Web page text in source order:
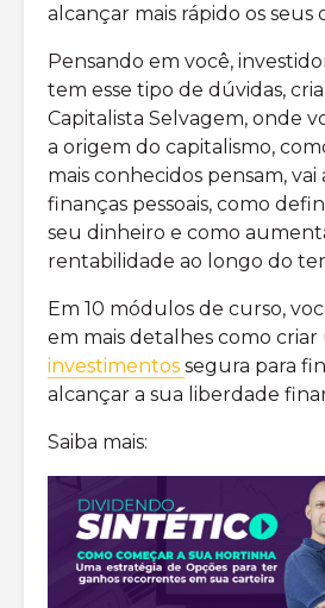
alcançar mais rápido os seus
Pensando em você,
tem esse tipo de dúvidas,
Capitalista Selvagem, onde
a origem do capitalismo,
mais conhecidos pensam,
finanças pessoais, como
seu dinheiro e como
rentabilidade ao longo do
Em 10 módulos de curso,
em mais detalhes como
investimentos segura para
alcançar a sua liberdade
Saiba mais: